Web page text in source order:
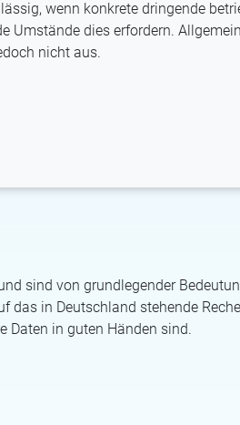
wenn konkrete dringende
Umstände dies erfordern.
nicht aus.
sind von grundlegender
das in Deutschland stehende
Daten in guten Händen sind.